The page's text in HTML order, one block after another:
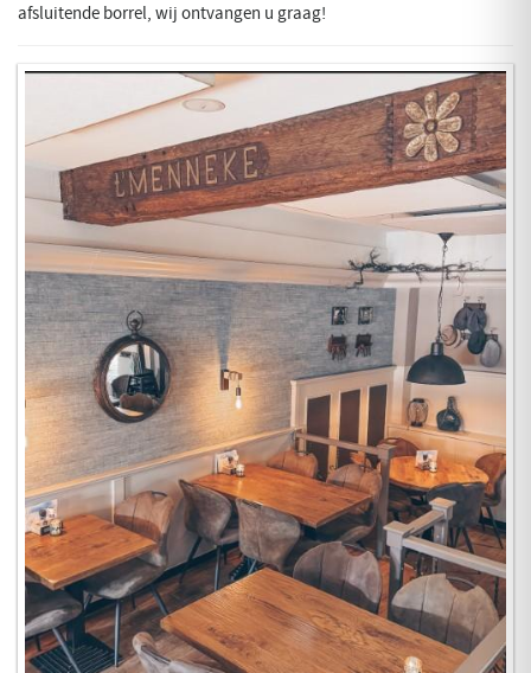
afsluitende borrel, wij ontvangen u graag!